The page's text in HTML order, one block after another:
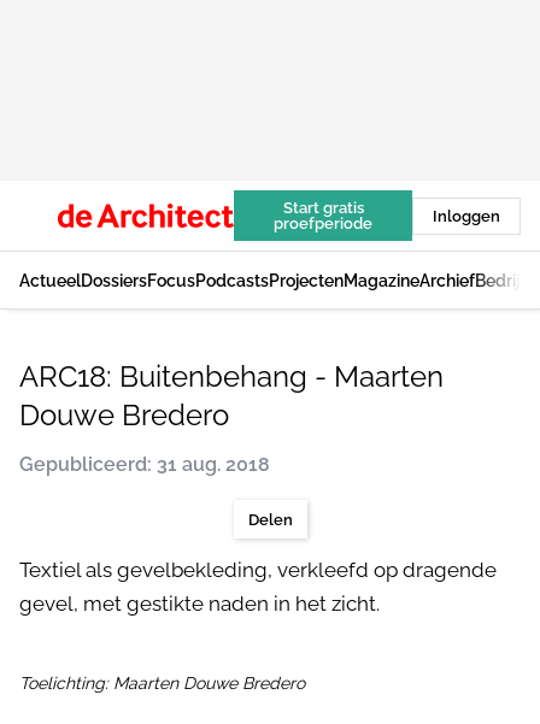
Start gratis
proefperiode
Inloggen
ActueelDossiersFocusPodcastsProjectenMagazineArchief
ARC18: Buitenbehang - Maarten
Douwe Bredero
Gepubliceerd: 31 aug. 2018
Delen
Textiel als gevelbekleding, verkleefd op dragende
gevel, met gestikte naden in het zicht.
Toelichting: Maarten Douwe Bredero